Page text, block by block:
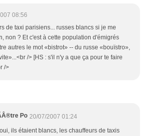
08:56
de taxi parisiens... russes blancs si je me
non ? Et c'est à cette population d'émigrés
autres le mot «bistrot» -- du russe «bouïstro»,
/> [HS : s'il n'y a que ça pour te faire
/>
Po 20/07/2007 01:24
ils étaient blancs, les chauffeurs de taxis